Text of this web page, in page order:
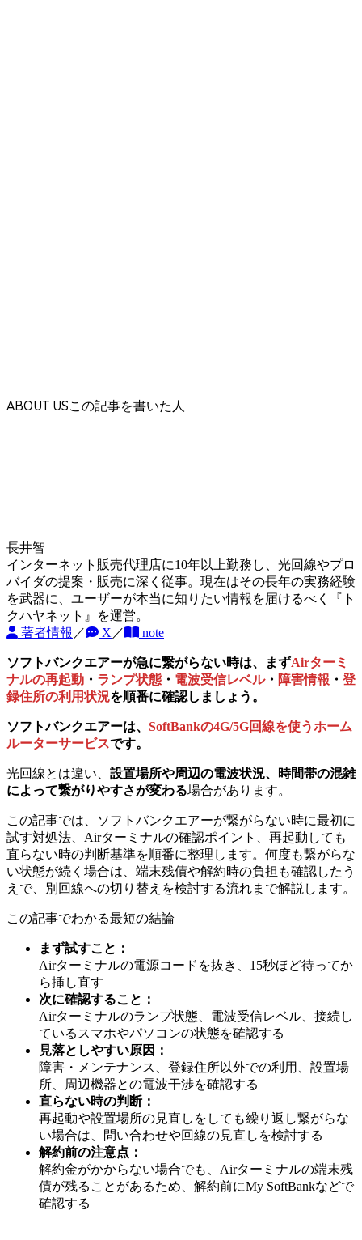
ABOUT US
長井智
インターネット販売代理店に10年以上勤務し、光回線やプロ
バイダの提案・販売に深く従事。現在はその長年の実務経験
を武器に、ユーザーが本当に知りたい情報を届けるべく『ト
クハヤネット』を運営。
著者情報 ／ X ／ note
ソフトバンクエアーが急に繋がらない時は、まずAirターミ
ナルの再起動 ・ ランプ状態 ・ 電波受信レベル・ 障害情報 ・ 登
録住所の利用状況を順番に確認しましょう。
ソフトバンクエアーは、 SoftBankの4G/5G回線を使うホーム
ルーターサービスです。
光回線とは違い、 設置場所や周辺の電波状況、時間帯の混雑
によって繋がりやすさが変わる場合があります。
この記事では、ソフトバンクエアーが繋がらない時に最初に
試す対処法、Airターミナルの確認ポイント、再起動しても
直らない時の判断基準を順番に整理します。何度も繋がらな
い状態が続く場合は、端末残債や解約時の負担も確認したう
えで、別回線への切り替えを検討する流れまで解説します。
この記事でわかる最短の結論
まず試すこと ：
Airターミナルの電源コードを抜き、15秒ほど待ってか
ら挿し直す
次に確認すること ：
Airターミナルのランプ状態、電波受信レベル、接続し
ているスマホやパソコンの状態を確認する
見落としやすい原因 ：
障害・メンテナンス、登録住所以外での利用、設置場
所、周辺機器との電波干渉を確認する
直らない時の判断：
再起動や設置場所の見直しをしても繰り返し繋がらな
い場合は、問い合わせや回線の見直しを検討する
解約前の注意点 ：
解約金がかからない場合でも、Airターミナルの端末残
債が残ることがあるため、解約前にMy SoftBankなどで
確認する